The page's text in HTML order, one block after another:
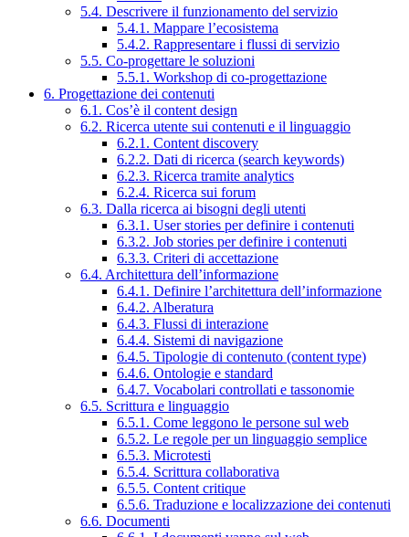
5.4. Descrivere il funzionamento del servizio
5.4.1. Mappare l’ecosistema
5.4.2. Rappresentare i flussi di servizio
5.5. Co-progettare le soluzioni
5.5.1. Workshop di co-progettazione
6. Progettazione dei contenuti
6.1. Cos’è il content design
6.2. Ricerca utente sui contenuti e il linguaggio
6.2.1. Content discovery
6.2.2. Dati di ricerca (search keywords)
6.2.3. Ricerca tramite analytics
6.2.4. Ricerca sui forum
6.3. Dalla ricerca ai bisogni degli utenti
6.3.1. User stories per definire i contenuti
6.3.2. Job stories per definire i contenuti
6.3.3. Criteri di accettazione
6.4. Architettura dell’informazione
6.4.1. Definire l’architettura dell’informazione
6.4.2. Alberatura
6.4.3. Flussi di interazione
6.4.4. Sistemi di navigazione
6.4.5. Tipologie di contenuto (content type)
6.4.6. Ontologie e standard
6.4.7. Vocabolari controllati e tassonomie
6.5. Scrittura e linguaggio
6.5.1. Come leggono le persone sul web
6.5.2. Le regole per un linguaggio semplice
6.5.3. Microtesti
6.5.4. Scrittura collaborativa
6.5.5. Content critique
6.5.6. Traduzione e localizzazione dei contenuti
6.6. Documenti